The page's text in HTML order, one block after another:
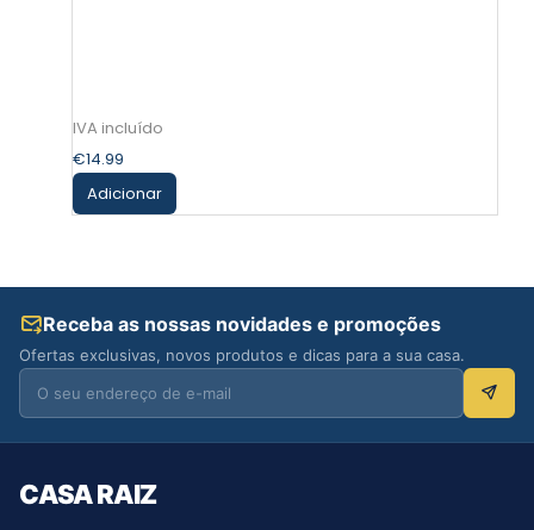
€14.99
Adicionar
Receba as nossas novidades e promoções
Ofertas exclusivas, novos produtos e dicas para a sua casa.
CASA RAIZ